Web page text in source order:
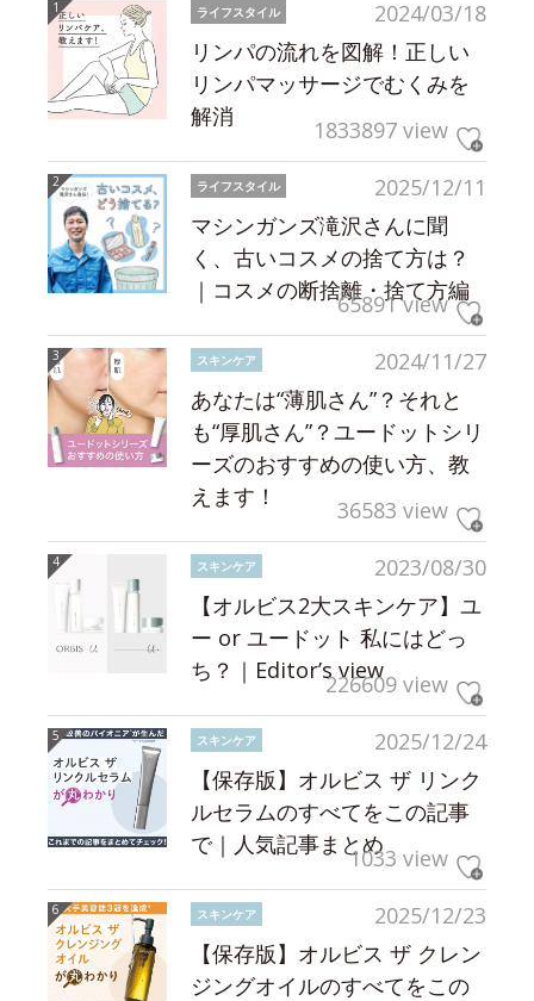
2024/03/18
ライフスタイル
リンパの流れを図解！正しい
リンパマッサージでむくみを
解消
1833897 view
2025/12/11
ライフスタイル
マシンガンズ滝沢さんに聞
く、古いコスメの捨て方は？
｜コスメの断捨離・捨て方編
65891 view
2024/11/27
スキンケア
あなたは“薄肌さん”？それと
も“厚肌さん”？ユードットシリ
ーズのおすすめの使い方、教
えます！
36583 view
2023/08/30
スキンケア
【オルビス2大スキンケア】ユ
ー or ユードット 私にはどっ
ち？｜Editor’s view226609 view
2025/12/24
スキンケア
【保存版】オルビス ザ リンク
ルセラムのすべてをこの記事
で｜人気記事まとめ1033 view
2025/12/23
スキンケア
【保存版】オルビス ザ クレン
ジングオイルのすべてをこの